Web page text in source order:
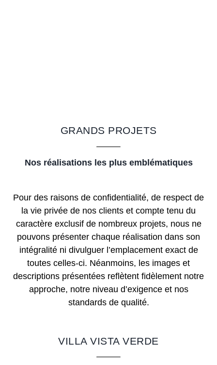
GRANDS PROJETS
Nos réalisations les plus emblématiques
Pour des raisons de confidentialité, de respect de
la vie privée de nos clients et compte tenu du
caractère exclusif de nombreux projets, nous ne
pouvons présenter chaque réalisation dans son
intégralité ni divulguer l’emplacement exact de
toutes celles-ci. Néanmoins, les images et
descriptions présentées reflètent fidèlement notre
approche, notre niveau d’exigence et nos
standards de qualité.
VILLA VISTA VERDE